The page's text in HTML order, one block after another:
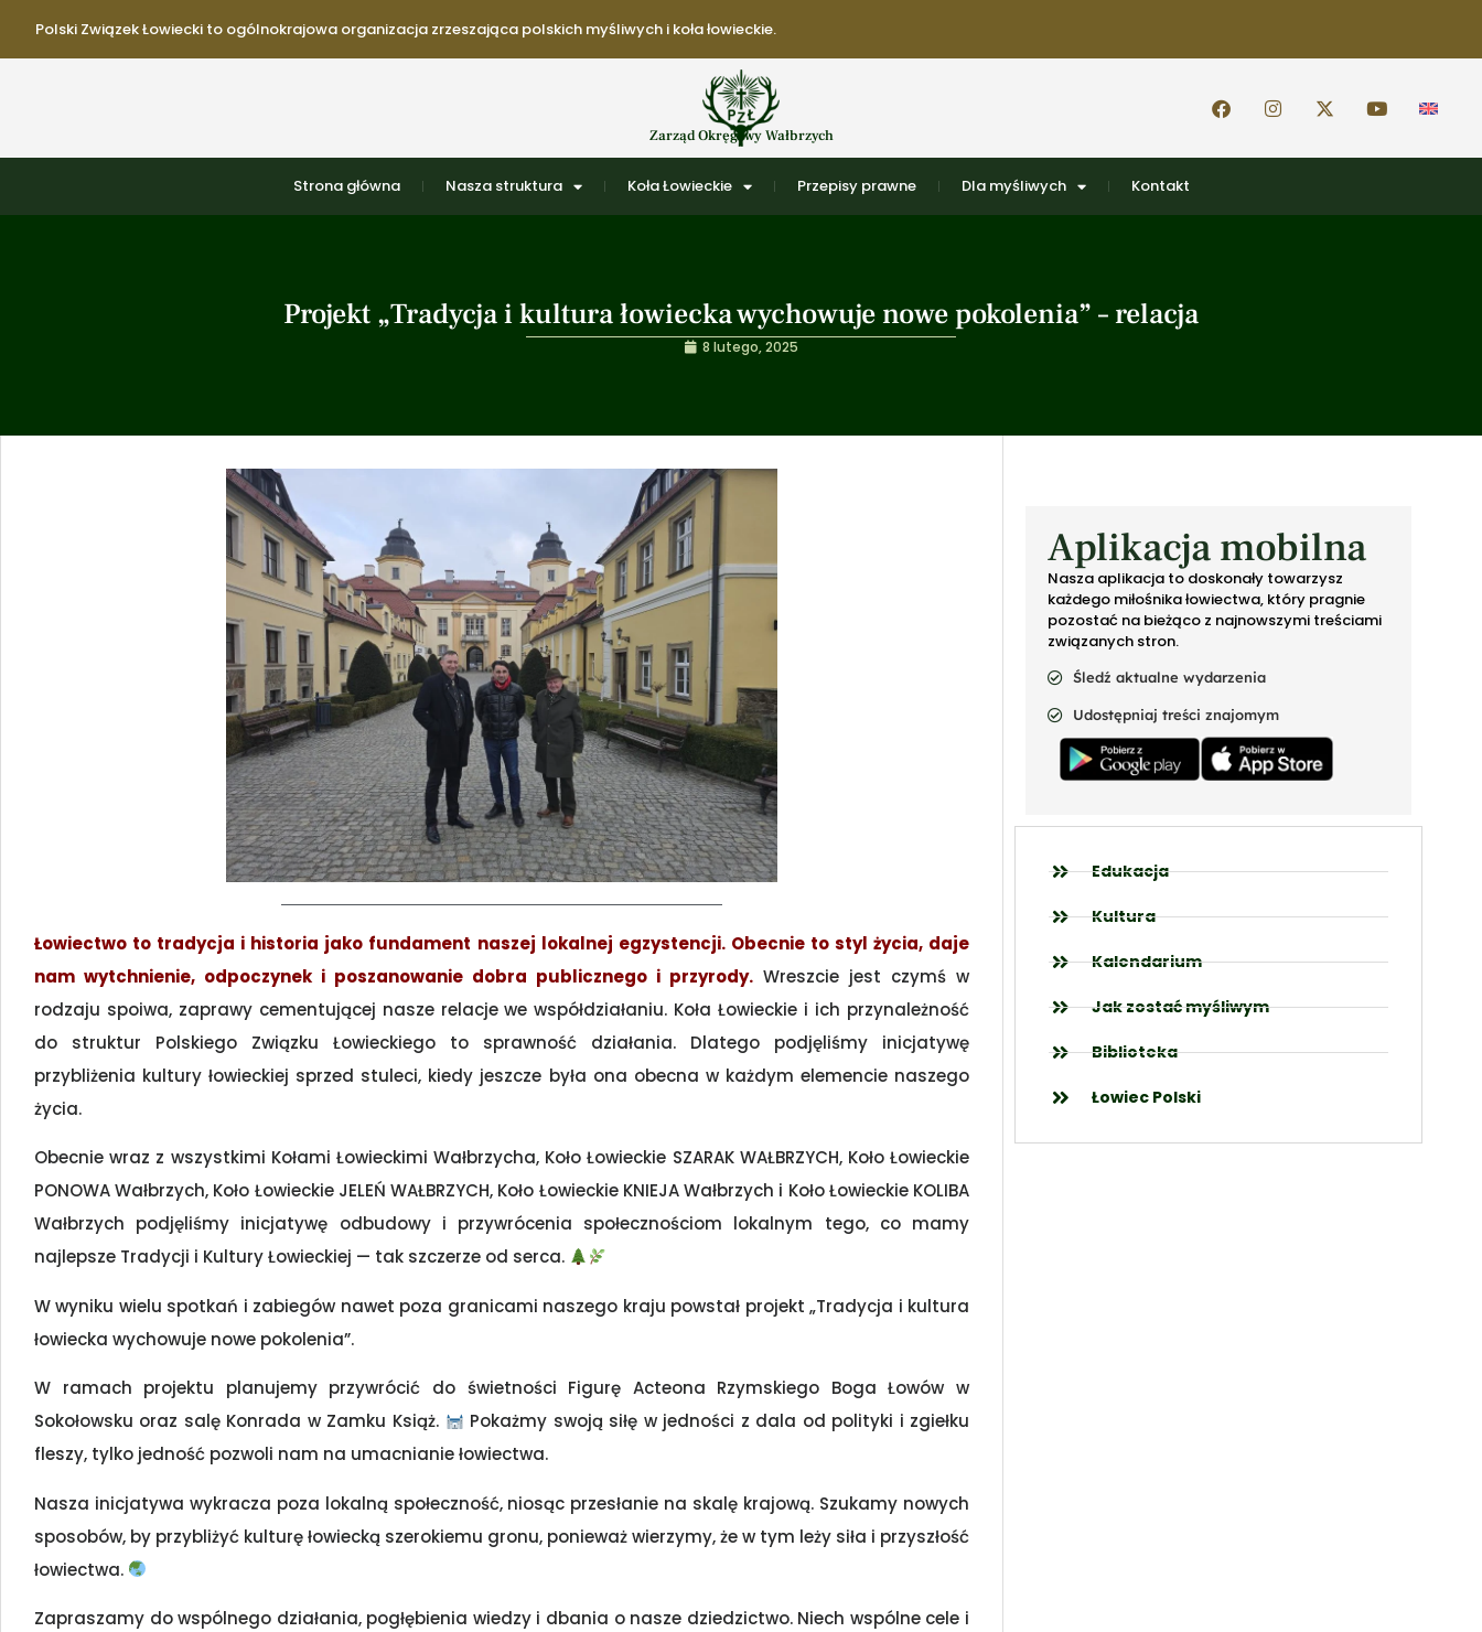
Polski Związek Łowiecki to ogólnokrajowa organizacja zrzeszająca polskich myśliwych i koła łowieckie.
Zarząd Okręgowy Wałbrzych
Strona główna Nasza struktura Koła Łowieckie Przepisy prawne Dla myśliwych Kontakt
Projekt „Tradycja i kultura łowiecka wychowuje nowe pokolenia” – relacja
8 lutego, 2025
Łowiectwo to tradycja i historia jako fundament naszej lokalnej egzystencji. Obecnie to styl życia, daje
nam wytchnienie, odpoczynek i poszanowanie dobra publicznego i przyrody. Wreszcie jest czymś w
rodzaju spoiwa, zaprawy cementującej nasze relacje we współdziałaniu. Koła Łowieckie i ich przynależność
do struktur Polskiego Związku Łowieckiego to sprawność działania. Dlatego podjęliśmy inicjatywę
przybliżenia kultury łowieckiej sprzed stuleci, kiedy jeszcze była ona obecna w każdym elemencie naszego
życia.
Obecnie wraz z wszystkimi Kołami Łowieckimi Wałbrzycha, Koło Łowieckie SZARAK WAŁBRZYCH, Koło Łowieckie
PONOWA Wałbrzych, Koło Łowieckie JELEŃ WAŁBRZYCH, Koło Łowieckie KNIEJA Wałbrzych i Koło Łowieckie KOLIBA
Wałbrzych podjęliśmy inicjatywę odbudowy i przywrócenia społecznościom lokalnym tego, co mamy
najlepsze Tradycji i Kultury Łowieckiej — tak szczerze od serca.
W wyniku wielu spotkań i zabiegów nawet poza granicami naszego kraju powstał projekt „Tradycja i kultura
łowiecka wychowuje nowe pokolenia”.
W ramach projektu planujemy przywrócić do świetności Figurę Acteona Rzymskiego Boga Łowów w
Sokołowsku oraz salę Konrada w Zamku Książ.
Pokażmy swoją siłę w jedności z dala od polityki i zgiełku
fleszy, tylko jedność pozwoli nam na umacnianie łowiectwa.
Nasza inicjatywa wykracza poza lokalną społeczność, niosąc przesłanie na skalę krajową. Szukamy nowych
sposobów, by przybliżyć kulturę łowiecką szerokiemu gronu, ponieważ wierzymy, że w tym leży siła i przyszłość
łowiectwa.
Zapraszamy do wspólnego działania, pogłębienia wiedzy i dbania o nasze dziedzictwo. Niech wspólne cele i
Aplikacja mobilna
Nasza aplikacja to doskonały towarzysz
każdego miłośnika łowiectwa, który pragnie
pozostać na bieżąco z najnowszymi treściami
związanych stron.
Śledź aktualne wydarzenia
Udostępniaj treści znajomym
Edukacja
Kultura
Kalendarium
Jak zostać myśliwym
Biblioteka
Łowiec Polski